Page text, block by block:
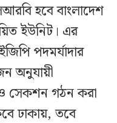
হবে বাংলাদেশ
ইউনিট। এর
পদমর্যাদার
অনুযায়ী
ও সেকশন গঠন করা
ঢাকায়, তবে